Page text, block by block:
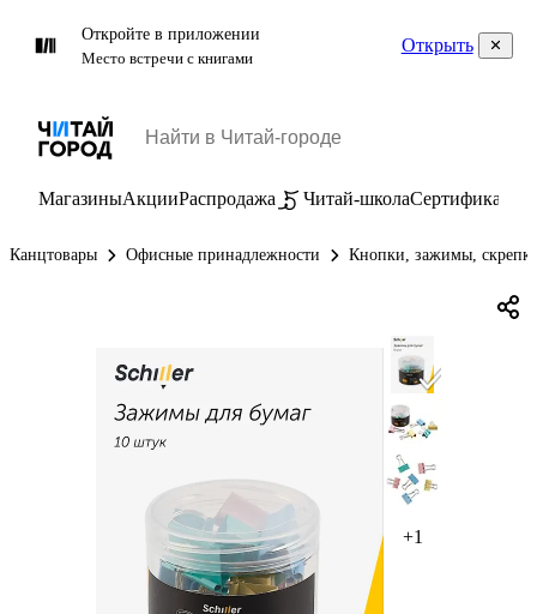
Откройте в приложении
Место встречи с книгами
Открыть
МагазиныАкцииРаспродажа Читай-школаСертификаты
Канцтовары Офисные принадлежности Кнопки, зажимы,
+1